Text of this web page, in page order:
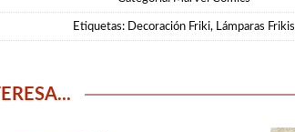
Etiquetas: Decoración Friki, Lámparas Frikis